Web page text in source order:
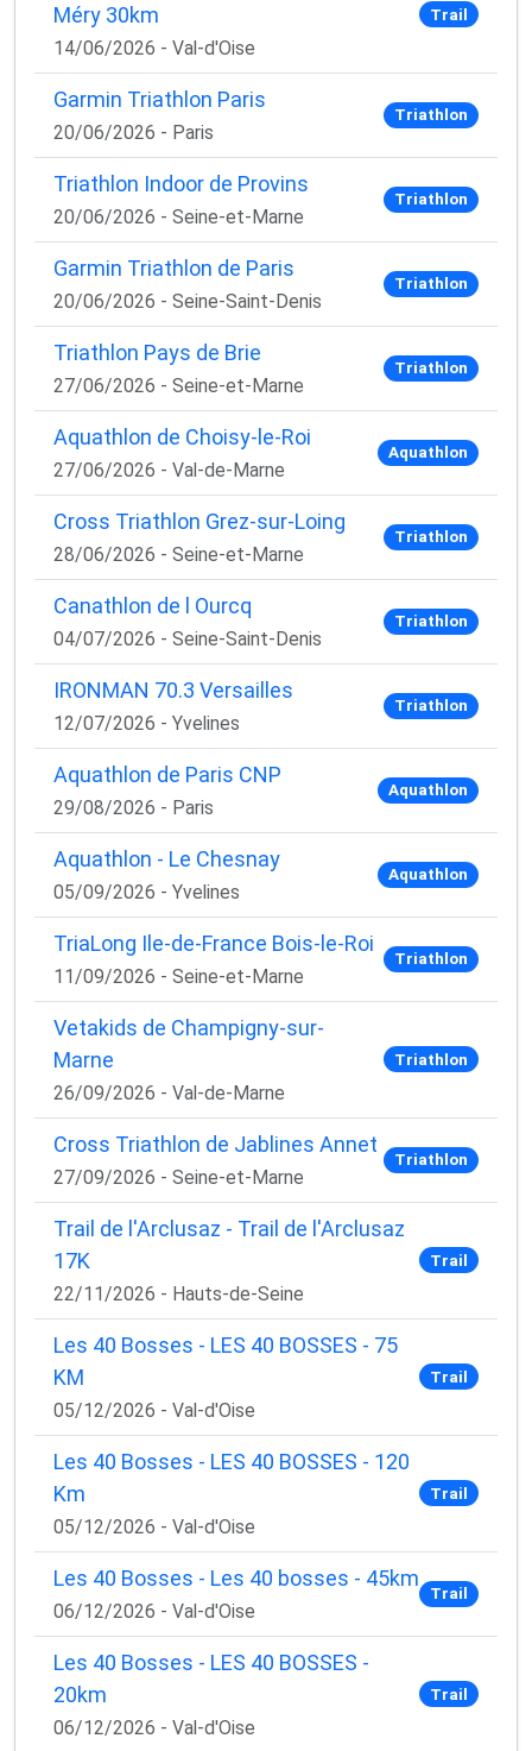
Méry 30km
14/06/2026 - Val-d'Oise
Trail
Garmin Triathlon Paris
20/06/2026 - Paris
Triathlon
Triathlon Indoor de Provins
20/06/2026 - Seine-et-Marne
Triathlon
Garmin Triathlon de Paris
20/06/2026 - Seine-Saint-Denis
Triathlon
Triathlon Pays de Brie
27/06/2026 - Seine-et-Marne
Triathlon
Aquathlon de Choisy-le-Roi
27/06/2026 - Val-de-Marne
Aquathlon
Cross Triathlon Grez-sur-Loing
28/06/2026 - Seine-et-Marne
Triathlon
Canathlon de l Ourcq
04/07/2026 - Seine-Saint-Denis
Triathlon
IRONMAN 70.3 Versailles
12/07/2026 - Yvelines
Triathlon
Aquathlon de Paris CNP
29/08/2026 - Paris
Aquathlon
Aquathlon - Le Chesnay
05/09/2026 - Yvelines
Aquathlon
TriaLong Ile-de-France Bois-le-Roi
11/09/2026 - Seine-et-Marne
Triathlon
Vetakids de Champigny-sur-
Marne
26/09/2026 - Val-de-Marne
Triathlon
Cross Triathlon de Jablines Annet
27/09/2026 - Seine-et-Marne
Triathlon
Trail de l'Arclusaz - Trail de l'Arclusaz
17K
22/11/2026 - Hauts-de-Seine
Trail
Les 40 Bosses - LES 40 BOSSES - 75
KM
05/12/2026 - Val-d'Oise
Trail
Les 40 Bosses - LES 40 BOSSES - 120
Km
05/12/2026 - Val-d'Oise
Trail
Les 40 Bosses - Les 40 bosses - 45km
06/12/2026 - Val-d'Oise
Trail
Les 40 Bosses - LES 40 BOSSES -
20km
06/12/2026 - Val-d'Oise
Trail